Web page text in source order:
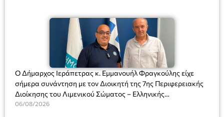
Ο Δήμαρχος Ιεράπετρας κ. Εμμανουήλ Φραγκούλης είχε
σήμερα συνάντηση με τον Διοικητή της 7ης Περιφερειακής
Διοίκησης του Λιμενικού Σώματος – Ελληνικής
Ακτοφυλακής (Λ.Σ.-ΕΛ.ΑΚΤ.), Αρχιπλοίαρχο Λ.Σ. κ. Ιωάννη
06/08/2026